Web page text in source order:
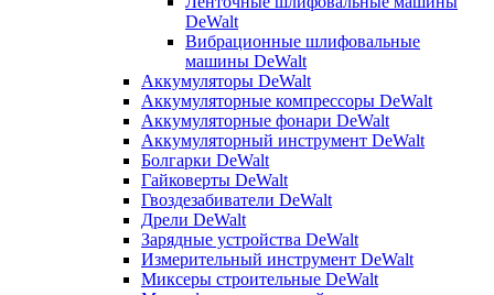
DeWalt
Вибрационные шлифовальные
машины DeWalt
Аккумуляторы DeWalt
Аккумуляторные компрессоры DeWalt
Аккумуляторные фонари DeWalt
Аккумуляторный инструмент DeWalt
Болгарки DeWalt
Гайковерты DeWalt
Гвоздезабиватели DeWalt
Дрели DeWalt
Зарядные устройства DeWalt
Измерительный инструмент DeWalt
Миксеры строительные DeWalt